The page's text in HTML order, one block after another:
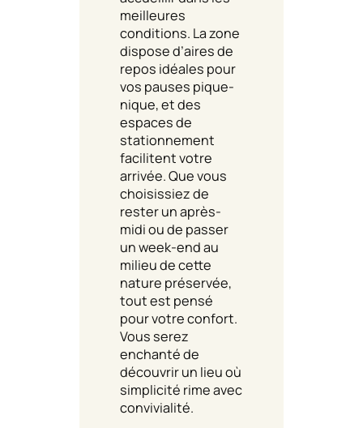
meilleures
conditions. La zone
dispose d’aires de
repos idéales pour
vos pauses pique-
nique, et des
espaces de
stationnement
facilitent votre
arrivée. Que vous
choisissiez de
rester un après-
midi ou de passer
un week-end au
milieu de cette
nature préservée,
tout est pensé
pour votre confort.
Vous serez
enchanté de
découvrir un lieu où
simplicité rime avec
convivialité.